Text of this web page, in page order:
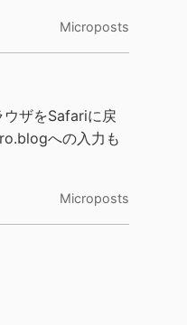
Microposts
ザをSafariに戻
への入力も
Microposts